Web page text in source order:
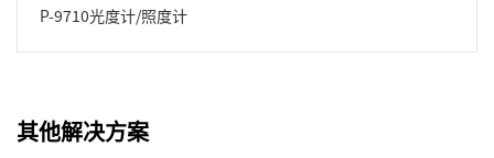
P-9710光度计/照度计
其他解决方案